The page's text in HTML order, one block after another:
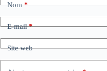
Nom*
E-mail*
Site web